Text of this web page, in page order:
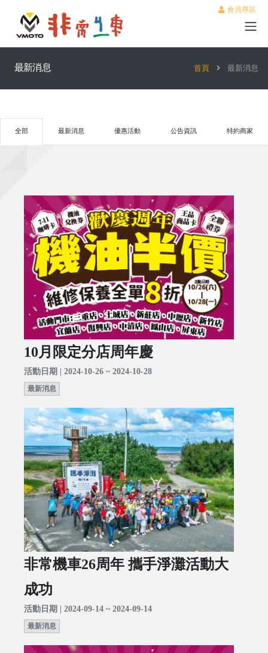
會員專區
最新消息 首頁 最新消息
全部 最新消息 優惠活動 公告資訊 特約商家
10月限定分店周年慶
活動日期 | 2024-10-26 ~ 2024-10-28
最新消息
非常機車26周年 攜手淨灘活動大
成功
活動日期 | 2024-09-14 ~ 2024-09-14
最新消息